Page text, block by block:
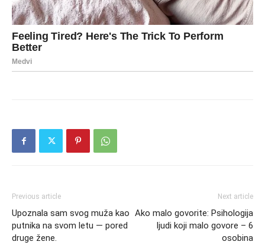
Previous article
Upoznala sam svog muža kao
putnika na svom letu — pored
druge žene.
Next article
Ako malo govorite: Psihologija
ljudi koji malo govore – 6
osobina